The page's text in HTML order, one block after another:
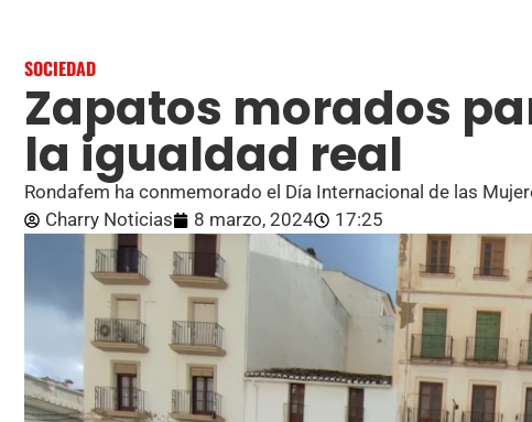
SOCIEDAD
Zapatos morados
la igualdad real
Rondafem ha conmemorado el Día Internacional de las
Charry Noticias
8 marzo, 2024 17:25